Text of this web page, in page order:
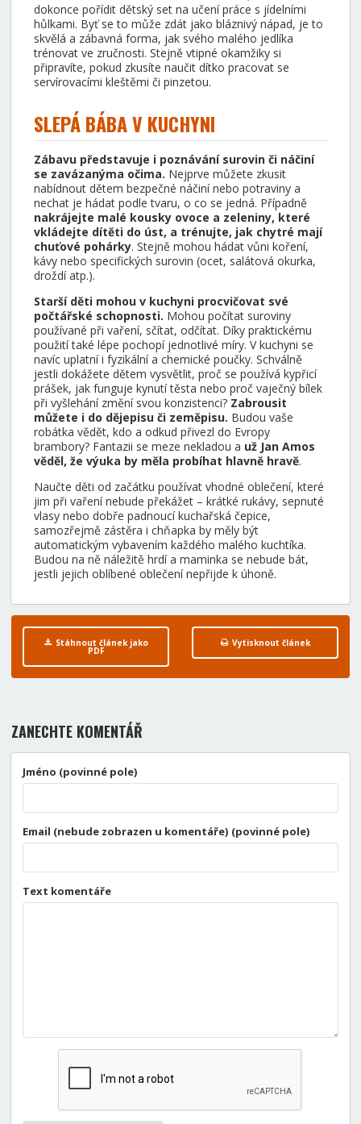
dokonce pořídit dětský set na učení práce s jídelními
hůlkami. Byť se to může zdát jako bláznivý nápad, je to
skvělá a zábavná forma, jak svého malého jedlíka
trénovat ve zručnosti. Stejně vtipné okamžiky si
připravíte, pokud zkusíte naučit dítko pracovat se
servírovacími kleštěmi či pinzetou.
SLEPÁ BÁBA V KUCHYNI
Zábavu představuje i poznávání surovin či náčiní
se zavázanýma očima. Nejprve můžete zkusit
nabídnout dětem bezpečné náčiní nebo potraviny a
nechat je hádat podle tvaru, o co se jedná. Případně
nakrájejte malé kousky ovoce a zeleniny, které
vkládejte dítěti do úst, a trénujte, jak chytré mají
chuťové pohárky. Stejně mohou hádat vůni koření,
kávy nebo specifických surovin (ocet, salátová okurka,
droždí atp.).
Starší děti mohou v kuchyni procvičovat své
počtářské schopnosti. Mohou počítat suroviny
používané při vaření, sčítat, odčítat. Díky praktickému
použití také lépe pochopí jednotlivé míry. V kuchyni se
navíc uplatní i fyzikální a chemické poučky. Schválně
jestli dokážete dětem vysvětlit, proč se používá kypřicí
prášek, jak funguje kynutí těsta nebo proč vaječný bílek
při vyšlehání změní svou konzistenci? Zabrousit
můžete i do dějepisu či zeměpisu. Budou vaše
robátka vědět, kdo a odkud přivezl do Evropy
brambory? Fantazii se meze nekladou a už Jan Amos
věděl, že výuka by měla probíhat hlavně hravě.
Naučte děti od začátku používat vhodné oblečení, které
jim při vaření nebude překážet – krátké rukávy, sepnuté
vlasy nebo dobře padnoucí kuchařská čepice,
samozřejmě zástěra i chňapka by měly být
automatickým vybavením každého malého kuchtíka.
Budou na ně náležitě hrdí a maminka se nebude bát,
jestli jejich oblíbené oblečení nepřijde k úhoně.
Stáhnout článek jako
PDF
Vytisknout článek
ZANECHTE KOMENTÁŘ
Jméno (povinné pole)
Email (nebude zobrazen u komentáře) (povinné pole)
Text komentáře